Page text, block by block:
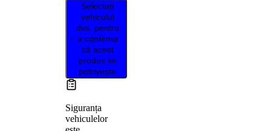
Selectați
vehiculul
dvs. pentru
a confirma
că acest
produs se
potrivește
Siguranța
vehiculelor